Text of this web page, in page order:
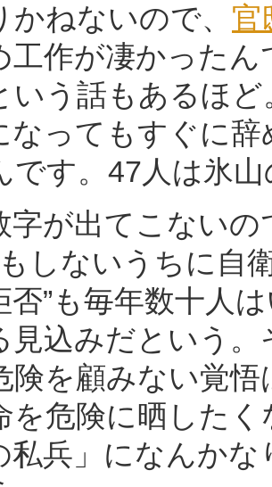
ねないので、 官
工作が凄かった
いう話もあるほ
なってもすぐに
です。47人は氷
が出てこないの
しないうちに自
否”も毎年数十人
見込みだという
険を顧みない覚
を危険に晒した
私兵」になんか